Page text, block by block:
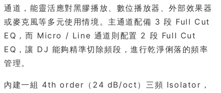
通道，能靈活應對黑膠播放、數位播放器、外部效果器
或麥克風等多元使用情境。主通道配備 3 段 Full Cut
EQ，而 Micro / Line 通道則配置 2 段 Full Cut
EQ，讓 DJ 能夠精準切除頻段，進行乾淨俐落的頻率
管理。
內建一組 4th order（24 dB/oct）三頻 Isolator，